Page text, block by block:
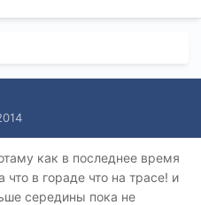
как в последнее время
в гораде что на трасе! и
середины пока не